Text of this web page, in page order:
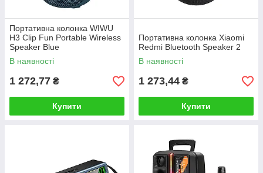
Портативна колонка WIWU
H3 Clip Fun Portable Wireless
Speaker Blue
В наявності
1 272,77 ₴
Купити
Портативна колонка Xiaomi
Redmi Bluetooth Speaker 2
В наявності
1 273,44 ₴
Купити